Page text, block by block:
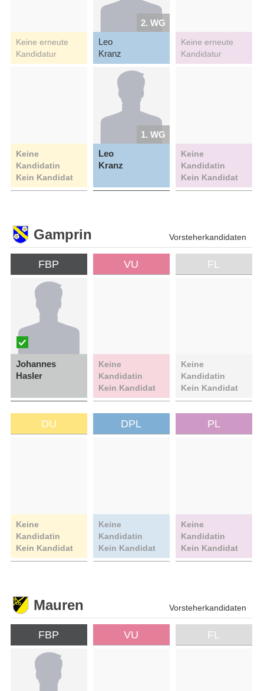
Keine erneute
Kandidatur
Keine
Kandidatin
Kein Kandidat
2. WG
Leo
Kranz
1. WG
Leo
Kranz
Keine erneute
Kandidatur
Keine
Kandidatin
Kein Kandidat
Gamprin Vorsteherkandidaten
FBP
Johannes
Hasler
VU
Keine
Kandidatin
Kein Kandidat
FL
Keine
Kandidatin
Kein Kandidat
DU
Keine
Kandidatin
Kein Kandidat
DPL
Keine
Kandidatin
Kein Kandidat
PL
Keine
Kandidatin
Kein Kandidat
Mauren Vorsteherkandidaten
FBP VU FL